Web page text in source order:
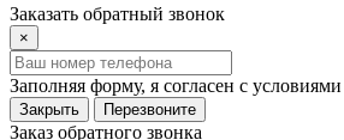
Заказать обратный звонок
×
Заполняя форму, я согласен с условиями
Закрыть Перезвоните
Заказ обратного звонка